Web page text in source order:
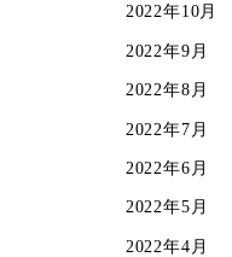
2022年10月
2022年9月
2022年8月
2022年7月
2022年6月
2022年5月
2022年4月